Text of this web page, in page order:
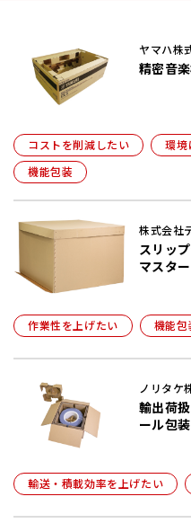
精密音
ヤマハ株
コストを削減したい
環境
機能包装
スリッ
マスター
株式会社
作業性を上げたい 機能包
輸出荷扱い対策 歯車
ール包装
ノリタケ
輸送・積載効率を上げたい